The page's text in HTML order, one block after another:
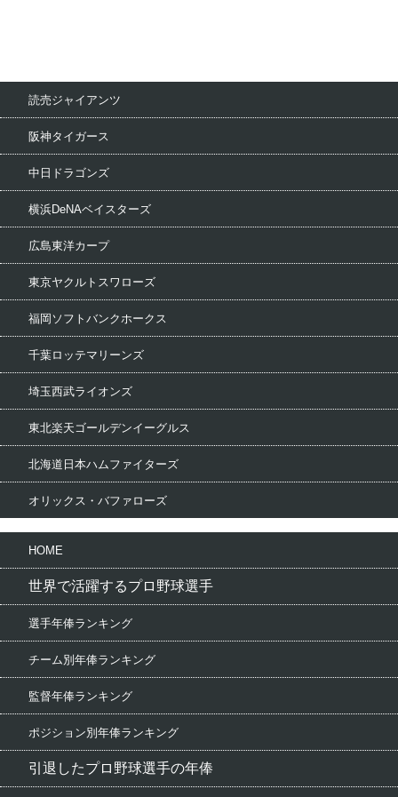
読売ジャイアンツ
阪神タイガース
中日ドラゴンズ
横浜DeNAベイスターズ
広島東洋カープ
東京ヤクルトスワローズ
福岡ソフトバンクホークス
千葉ロッテマリーンズ
埼玉西武ライオンズ
東北楽天ゴールデンイーグルス
北海道日本ハムファイターズ
オリックス・バファローズ
HOME
世界で活躍するプロ野球選手
選手年俸ランキング
チーム別年俸ランキング
監督年俸ランキング
ポジション別年俸ランキング
引退したプロ野球選手の年俸